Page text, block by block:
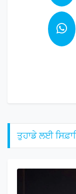
ਤੁਹਾਡੇ ਲਈ